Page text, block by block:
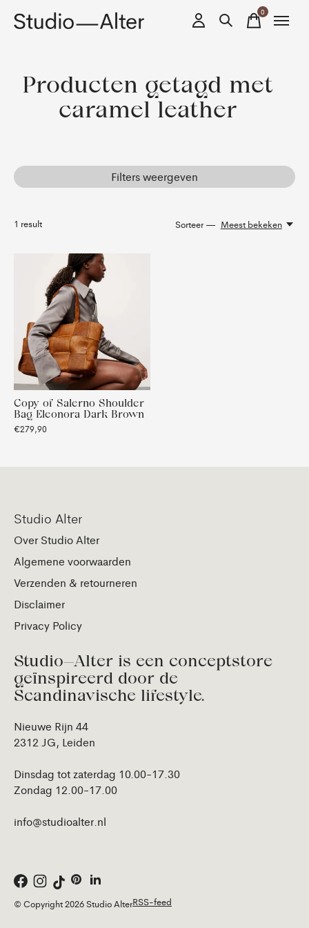
0items
Producten getagd met
caramel leather
Filters weergeven
1 result Sorteer — Meest bekeken
Copy of Salerno Shoulder
Bag Eleonora Dark Brown
€279,90
Studio Alter
Over Studio Alter
Algemene voorwaarden
Verzenden & retourneren
Disclaimer
Privacy Policy
Studio—Alter is een conceptstore
geïnspireerd door de
Scandinavische lifestyle.
Nieuwe Rijn 44
2312 JG, Leiden
Dinsdag tot zaterdag 10.00-17.30
Zondag 12.00-17.00
info@studioalter.nl
© Copyright 2026 Studio AlterRSS-feed